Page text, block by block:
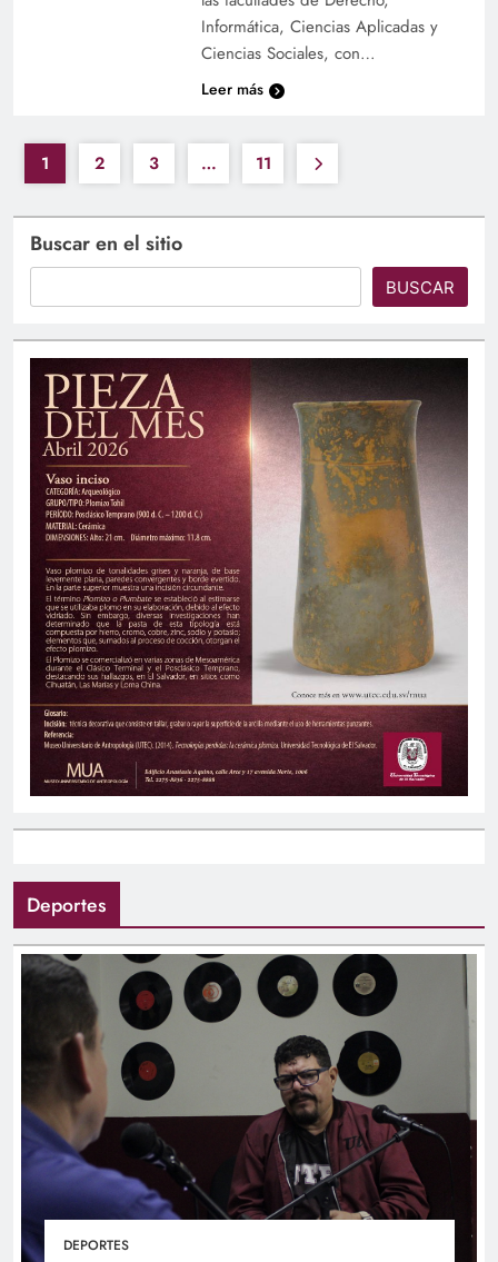
Informática, Ciencias Aplicadas y
Ciencias Sociales, con…
Leer más
1 2 3 … 11
Buscar en el sitio
BUSCAR
Deportes
DEPORTES